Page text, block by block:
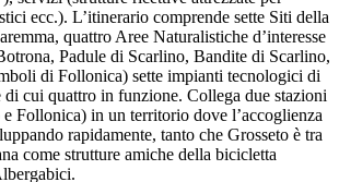
ecc.). L’itinerario comprende sette Siti della
quattro Aree Naturalistiche d’interesse
Padule di Scarlino, Bandite di Scarlino,
di Follonica) sette impianti tecnologici di
cui quattro in funzione. Collega due stazioni
Follonica) in un territorio dove l’accoglienza
rapidamente, tanto che Grosseto è tra
come strutture amiche della bicicletta